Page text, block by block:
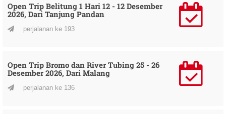
Open Trip Belitung 1 Hari 12 - 12 Desember
2026, Dari Tanjung Pandan
perjalanan ke 193
Open Trip Bromo dan River Tubing 25 - 26
Desember 2026, Dari Malang
perjalanan ke 136